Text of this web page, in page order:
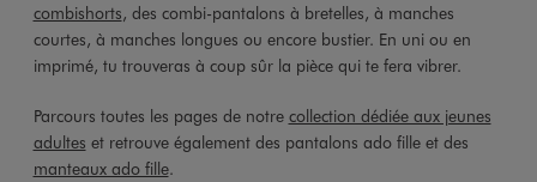
combishorts, des combi-pantalons à bretelles, à manches
courtes, à manches longues ou encore bustier. En uni ou en
imprimé, tu trouveras à coup sûr la pièce qui te fera vibrer.
Parcours toutes les pages de notre collection dédiée aux jeunes
adultes et retrouve également des pantalons ado fille et des
manteaux ado fille.